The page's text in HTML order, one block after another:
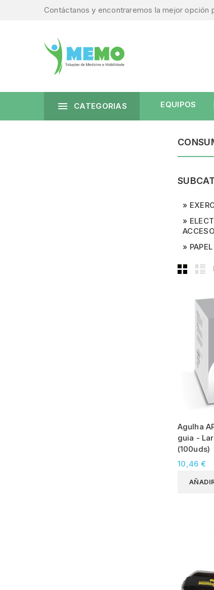
Contáctanos y encontraremos la mejor opción
 CATEGORIAS EQUIPOS
PAPEL
Agulha
guia -
(100uds)
10,46 €